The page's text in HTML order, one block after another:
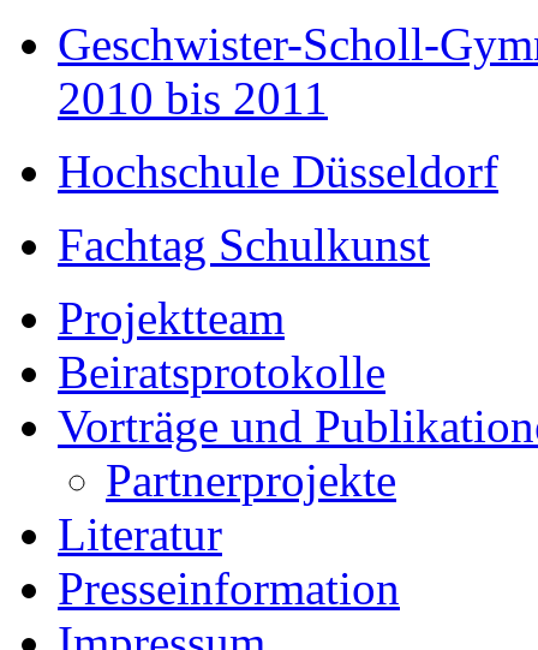
Geschwister-Scholl-
2010 bis 2011
Hochschule Düsseldorf
Fachtag Schulkunst
Projektteam
Beiratsprotokolle
Vorträge und
Partnerprojekte
Literatur
Presseinformation